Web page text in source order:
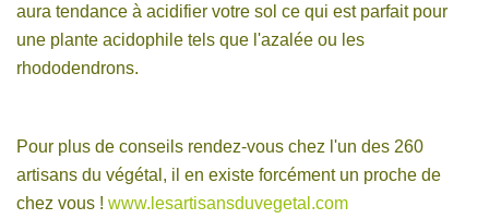
aura tendance à acidifier votre sol ce qui est parfait pour
une plante acidophile tels que l'azalée ou les
rhododendrons.
Pour plus de conseils rendez-vous chez l'un des 260
artisans du végétal, il en existe forcément un proche de
chez vous ! www.lesartisansduvegetal.com